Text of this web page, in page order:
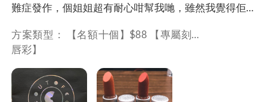
難症發作，個姐姐超有耐心咁幫我哋，雖然我覺得佢內
方案類型：
【名額十個】$88 【專屬刻名
唇彩】